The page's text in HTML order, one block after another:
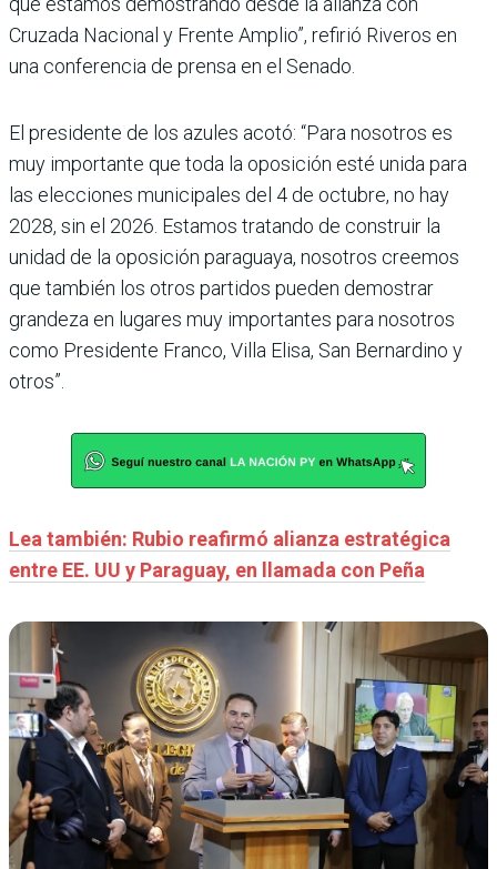
Cruzada Nacional y Frente Amplio”, refirió Riveros en
una conferencia de prensa en el Senado.
El presidente de los azules acotó: “Para nosotros es
muy importante que toda la oposición esté unida para
las elecciones municipales del 4 de octubre, no hay
2028, sin el 2026. Estamos tratando de construir la
unidad de la oposición paraguaya, nosotros creemos
que también los otros partidos pueden demostrar
grandeza en lugares muy importantes para nosotros
como Presidente Franco, Villa Elisa, San Bernardino y
otros”.
Lea también: Rubio reafirmó alianza estratégica
entre EE. UU y Paraguay, en llamada con Peña